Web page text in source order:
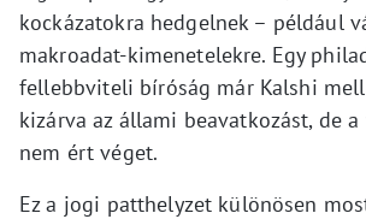
kockázatokra hedgelnek – például
makroadat-kimenetelekre. Egy
fellebbviteli bíróság már Kalshi
kizárva az állami beavatkozást, de
nem ért véget.
Ez a jogi patthelyzet különösen